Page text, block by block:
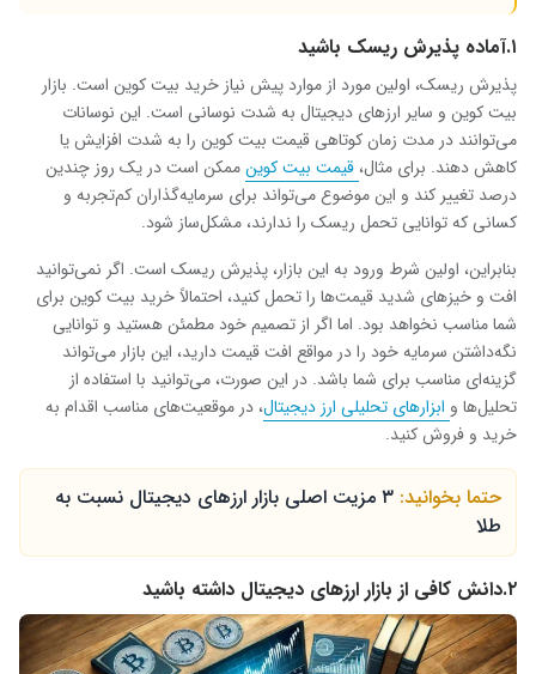
۱.آماده پذیرش ریسک باشید
پذیرش ریسک، اولین مورد از موارد پیش نیاز خرید بیت کوین است. بازار
بیت کوین و سایر ارزهای دیجیتال به شدت نوسانی است. این نوسانات
می‌توانند در مدت زمان کوتاهی قیمت بیت کوین را به شدت افزایش یا
کاهش دهند. برای مثال، قیمت بیت کوینممکن است در یک روز چندین
درصد تغییر کند و این موضوع می‌تواند برای سرمایه‌گذاران کم‌تجربه و
کسانی که توانایی تحمل ریسک را ندارند، مشکل‌ساز شود.
بنابراین، اولین شرط ورود به این بازار، پذیرش ریسک است. اگر نمی‌توانید
افت و خیزهای شدید قیمت‌ها را تحمل کنید، احتمالاً خرید بیت کوین برای
شما مناسب نخواهد بود. اما اگر از تصمیم خود مطمئن هستید و توانایی
نگه‌داشتن سرمایه خود را در مواقع افت قیمت دارید، این بازار می‌تواند
گزینه‌ای مناسب برای شما باشد. در این صورت، می‌توانید با استفاده از
تحلیل‌ها و ابزارهای تحلیلی ارز دیجیتال، در موقعیت‌های مناسب اقدام به
خرید و فروش کنید.
حتما بخوانید:
۳ مزیت اصلی بازار ارزهای دیجیتال نسبت به
طلا
۲.دانش کافی از بازار ارزهای دیجیتال داشته باشید